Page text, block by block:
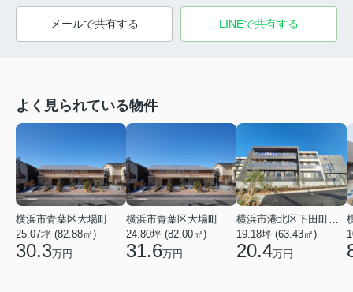
メールで共有する LINEで共有する
よく見られている物件
横浜市青葉区大場町
25.07坪 (82.88㎡)
30.3万円
横浜市青葉区大場町
24.80坪 (82.00㎡)
31.6万円
19.18坪 (63.43㎡)
20.4万円